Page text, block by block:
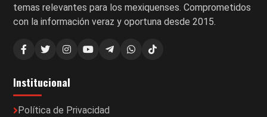
temas relevantes para los mexiquenses. Comprometidos
con la información veraz y oportuna desde 2015.
Institucional
Política de Privacidad